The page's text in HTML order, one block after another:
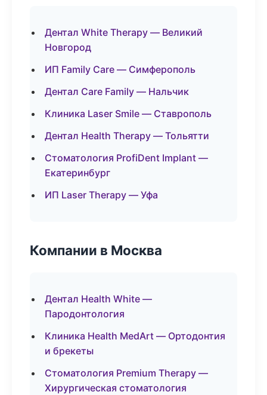
Дентал White Therapy — Великий
Новгород
ИП Family Care — Симферополь
Дентал Care Family — Нальчик
Клиника Laser Smile — Ставрополь
Дентал Health Therapy — Тольятти
Стоматология ProfiDent Implant —
Екатеринбург
ИП Laser Therapy — Уфа
Компании в Москва
Дентал Health White —
Пародонтология
Клиника Health MedArt — Ортодонтия
и брекеты
Стоматология Premium Therapy —
Хирургическая стоматология